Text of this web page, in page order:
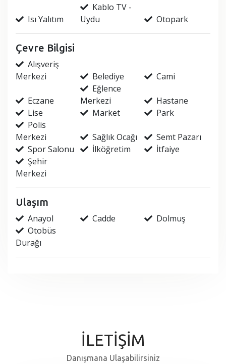
Isı Yalıtım
Kablo TV -
Uydu
Otopark
Çevre Bilgisi
Alışveriş
Merkezi
Belediye Cami
Eczane
Eğlence
Merkezi
Hastane
Lise
Market
Park
Polis
Merkezi
Sağlık Ocağı
Semt Pazarı
Spor Salonu
İlköğretim
İtfaiye
Şehir
Merkezi
Ulaşım
Anayol Cadde
Dolmuş
Otobüs
Durağı
İLETİŞİM
Danışmana Ulaşabilirsiniz